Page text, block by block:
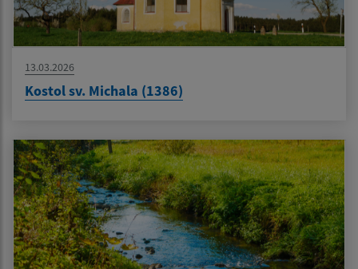
13.03.2026
Kostol sv. Michala (1386)